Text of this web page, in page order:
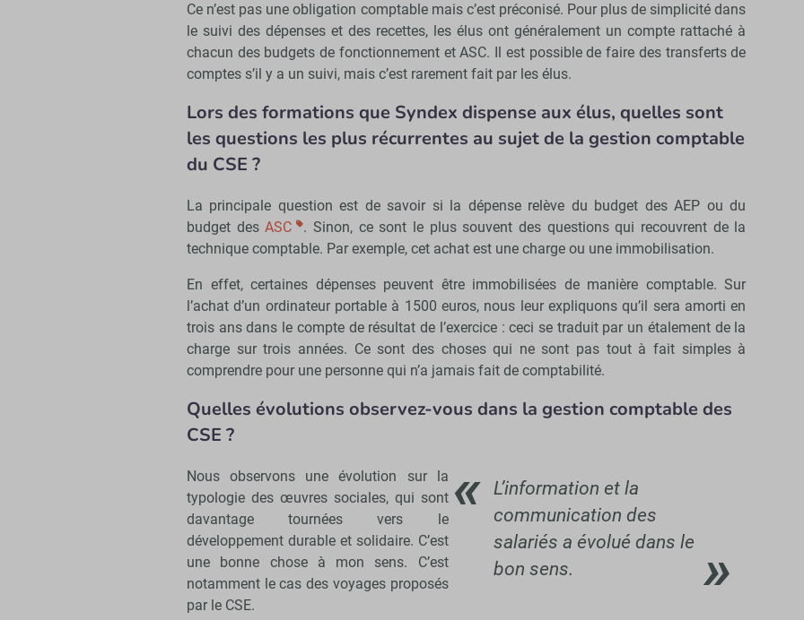
Ce n’est pas une obligation comptable mais c’est préconisé. Pour plus de simplicité dans
le suivi des dépenses et des recettes, les élus ont généralement un compte rattaché à
chacun des budgets de fonctionnement et ASC. Il est possible de faire des transferts de
comptes s’il y a un suivi, mais c’est rarement fait par les élus.
Lors des formations que Syndex dispense aux élus, quelles sont
les questions les plus récurrentes au sujet de la gestion comptable
du CSE ?
La principale question est de savoir si la dépense relève du budget des AEP ou du
budget desASC
. Sinon, ce sont le plus souvent des questions qui recouvrent de la
technique comptable. Par exemple, cet achat est une charge ou une immobilisation.
En effet, certaines dépenses peuvent être immobilisées de manière comptable. Sur
l’achat d’un ordinateur portable à 1500 euros, nous leur expliquons qu’il sera amorti en
trois ans dans le compte de résultat de l’exercice : ceci se traduit par un étalement de la
charge sur trois années. Ce sont des choses qui ne sont pas tout à fait simples à
comprendre pour une personne qui n’a jamais fait de comptabilité.
Quelles évolutions observez-vous dans la gestion comptable des
CSE ?
L’information et la
communication des
salariés a évolué dans le
bon sens.
Nous observons une évolution sur la
typologie des œuvres sociales, qui sont
davantage tournées vers le
développement durable et solidaire. C’est
une bonne chose à mon sens. C’est
notamment le cas des voyages proposés
par le CSE.